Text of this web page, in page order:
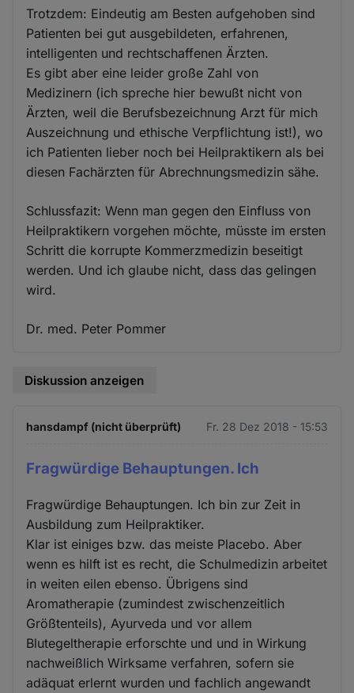
Trotzdem: Eindeutig am Besten aufgehoben sind
Patienten bei gut ausgebildeten, erfahrenen,
intelligenten und rechtschaffenen Ärzten.
Es gibt aber eine leider große Zahl von
Medizinern (ich spreche hier bewußt nicht von
Ärzten, weil die Berufsbezeichnung Arzt für mich
Auszeichnung und ethische Verpflichtung ist!), wo
ich Patienten lieber noch bei Heilpraktikern als bei
diesen Fachärzten für Abrechnungsmedizin sähe.
Schlussfazit: Wenn man gegen den Einfluss von
Heilpraktikern vorgehen möchte, müsste im ersten
Schritt die korrupte Kommerzmedizin beseitigt
werden. Und ich glaube nicht, dass das gelingen
wird.
Dr. med. Peter Pommer
Diskussion anzeigen
hansdampf (nicht überprüft) Fr. 28 Dez 2018 - 15:53
Fragwürdige Behauptungen. Ich
Fragwürdige Behauptungen. Ich bin zur Zeit in
Ausbildung zum Heilpraktiker.
Klar ist einiges bzw. das meiste Placebo. Aber
wenn es hilft ist es recht, die Schulmedizin arbeitet
in weiten eilen ebenso. Übrigens sind
Aromatherapie (zumindest zwischenzeitlich
Größtenteils), Ayurveda und vor allem
Blutegeltherapie erforschte und und in Wirkung
nachweißlich Wirksame verfahren, sofern sie
adäquat erlernt wurden und fachlich angewandt